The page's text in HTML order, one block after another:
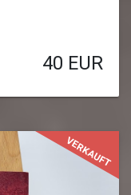
40 EUR
VERKAUFT